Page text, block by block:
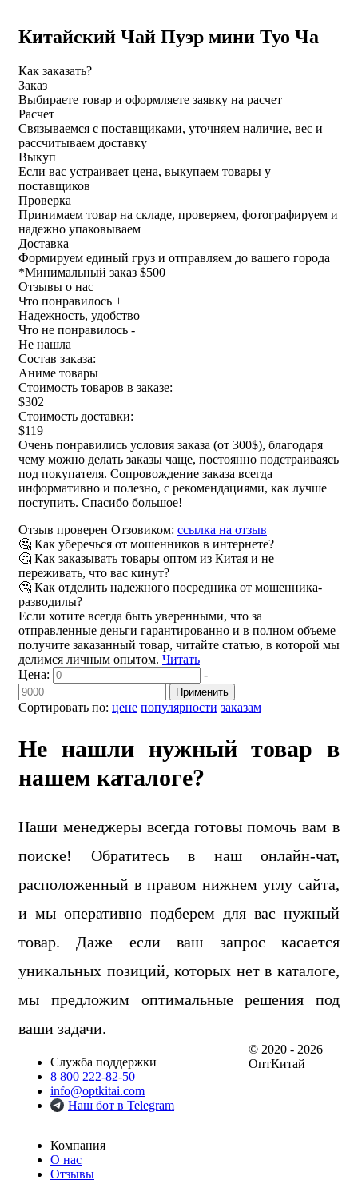
Китайский Чай Пуэр мини Туо Ча
Как заказать?
Заказ
Выбираете товар и оформляете заявку на расчет
Расчет
Связываемся с поставщиками, уточняем наличие, вес и
рассчитываем доставку
Выкуп
Если вас устраивает цена, выкупаем товары у
поставщиков
Проверка
Принимаем товар на складе, проверяем, фотографируем и
надежно упаковываем
Доставка
Формируем единый груз и отправляем до вашего города
*Минимальный заказ $500
Отзывы о нас
Что понравилось +
Надежность, удобство
Что не понравилось -
Не нашла
Состав заказа:
Аниме товары
Стоимость товаров в заказе:
$302
Стоимость доставки:
$119
Очень понравились условия заказа (от 300$), благодаря
чему можно делать заказы чаще, постоянно подстраиваясь
под покупателя. Сопровождение заказа всегда
информативно и полезно, с рекомендациями, как лучше
поступить. Спасибо большое!
Отзыв проверен Отзовиком: ссылка на отзыв
🤔 Как уберечься от мошенников в интернете?
🤔 Как заказывать товары оптом из Китая и не
переживать, что вас кинут?
🤔 Как отделить надежного посредника от мошенника-
разводилы?
Если хотите всегда быть уверенными, что за
отправленные деньги гарантированно и в полном объеме
получите заказанный товар, читайте статью, в которой мы
делимся личным опытом. Читать
Сортировать по: цене популярности заказам
Цена: -
Применить
Не нашли нужный товар в
нашем каталоге?
Наши менеджеры всегда готовы помочь вам в
поиске! Обратитесь в наш онлайн-чат,
расположенный в правом нижнем углу сайта,
и мы оперативно подберем для вас нужный
товар. Даже если ваш запрос касается
уникальных позиций, которых нет в каталоге,
мы предложим оптимальные решения под
ваши задачи.
Служба поддержки
8 800 222-82-50
info@optkitai.com
Наш бот в Telegram
Компания
О нас
Отзывы
© 2020 - 2026
ОптКитай